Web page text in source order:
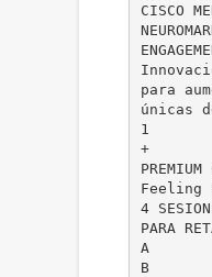
CISCO
para
únicas
1
+
PREMIUM
Feeling
4
PARA
A
B